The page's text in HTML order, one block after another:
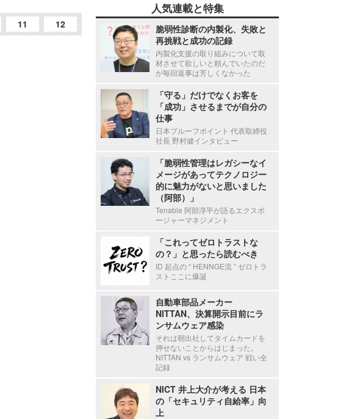
11 12
人気連載と特集
脆弱性診断の内製化、失敗と
再挑戦と成功の記録
内製化支援の取り組みについて取
材させて欲しいと頼んでいたのだ
が毎回返事は芳しくなかった
「守る」だけでなくお客を
「成功」させるまでが自分の
仕事
日本プルーフポイント 代表取締役
社長 野村健インタビュー
「脆弱性管理はレガシーなイ
メージがあってテクノロジー
的に魅力がないと思いました
（阿部）」
Tenable 阿部淳平が語るエクスポ
ージャーマネジメント
「これってゼロトラストな
の？」と思ったら読むべき
ID 起点の “ HENNGE流 ” ゼロトラ
ストここに爆誕
自動車部品メーカー
NITTAN、決算開示目前にラ
ンサムウェア感染
それは朝出社してタイムカードを
押せないことからはじまった。
NITTAN vs ランサムウェア 戦い全
記録
NICT 井上大介が考える 日本
の「セキュリティ自給率」向
上